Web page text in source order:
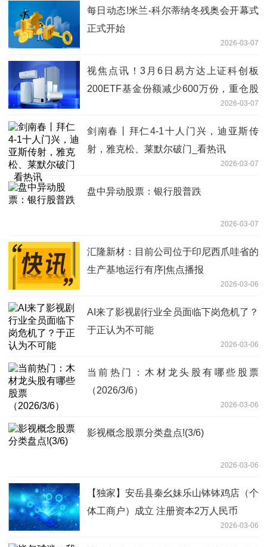
每日动态!米兰-科尔蒂纳冬残奥会开幕式
正式开始
2026-03-07
视焦点讯！3月6日易方达上证科创板
200ETF基金份额减少600万份，重仓股
2026-03-07
剑南春丨拜仁4-1十人门兴，迪亚斯传
射，雅克松、莱默尔破门_看热讯
2026-03-07
盘中异动股票：银行股普跌
2026-03-07
汇隆新材：目前公司位于印尼西爪哇省的
生产基地运行有序|焦点播报
2026-03-06
AI来了影视剧行业全员面临下岗危机了？
于正认为不可能
2026-03-06
当前热门：木材龙头股有哪些股票
（2026/3/6）
2026-03-06
影视概念股票分类盘点!(3/6)
2026-03-06
【独家】安岳县秦幺妹乐山钵钵鸡店（个
体工商户）成立 注册资本2万人民币
2026-03-06